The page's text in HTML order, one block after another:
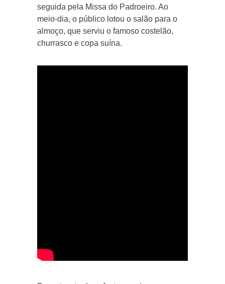
seguida pela Missa do Padroeiro. Ao
meio-dia, o público lotou o salão para o
almoço, que serviu o famoso costelão,
churrasco e copa suína.